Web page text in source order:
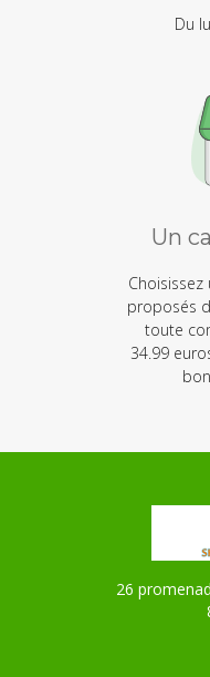
Du
Un
proposés
toute
34.99
26